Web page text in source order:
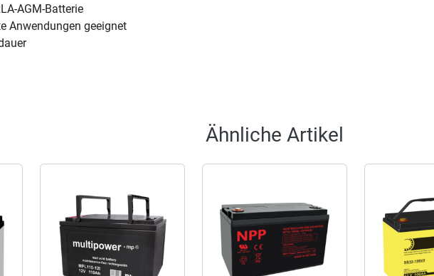
AGM-Batterie
Anwendungen geeignet
Ähnliche Artikel